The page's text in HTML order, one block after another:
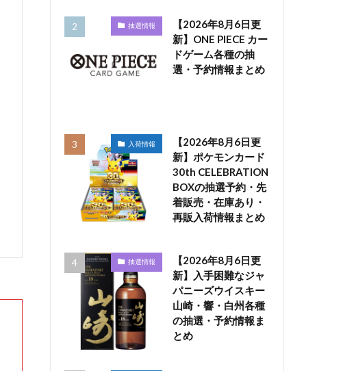
抽選情報
【2026年8月6日更
新】ONE PIECE カー
ドゲーム各種の抽
選・予約情報まとめ
入荷情報
【2026年8月6日更
新】ポケモンカード
30th CELEBRATION
BOXの抽選予約・先
着販売・在庫あり・
再販入荷情報まとめ
抽選情報
【2026年8月6日更
新】入手困難なジャ
パニーズウイスキー
山崎・響・白州各種
の抽選・予約情報ま
とめ